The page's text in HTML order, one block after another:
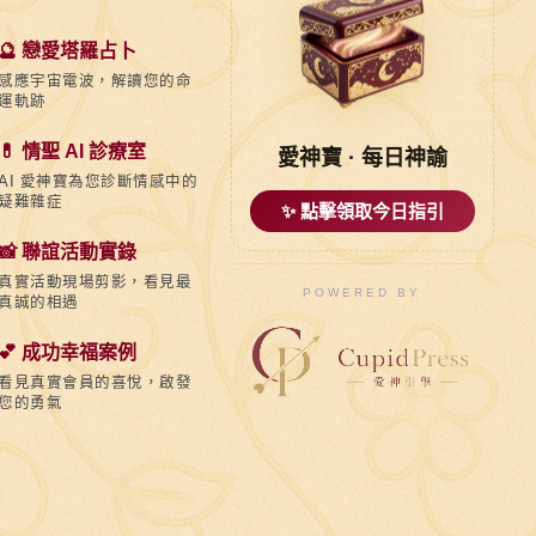
戀愛塔羅占卜
應宇宙電波，解讀您的命
軌跡
情聖 AI 診療室
愛神寶為您診斷情感中的
難雜症
聯誼活動實錄
實活動現場剪影，看見最
誠的相遇
成功幸福案例
見真實會員的喜悅，啟發
的勇氣
愛神寶 · 每日神諭
✨ 點擊領取今日指引
POWERED BY